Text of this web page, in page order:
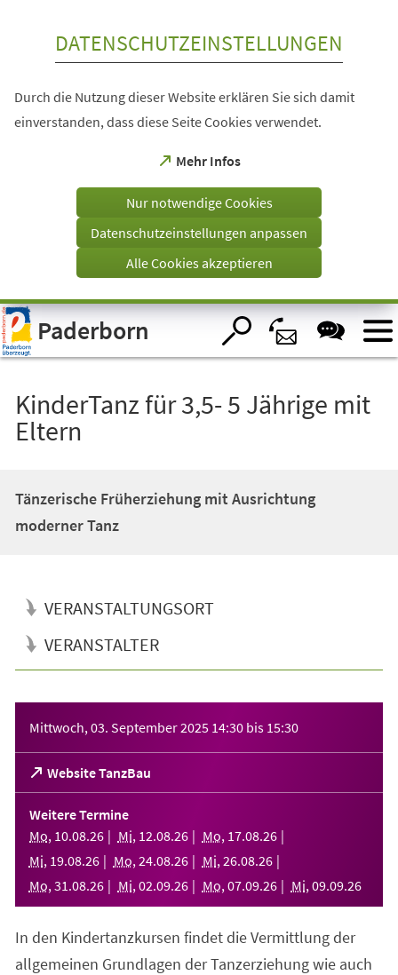
Visuelle
Assistenzsoftware
öffnen.
DATENSCHUTZEINSTELLUNGEN
Durch die Nutzung dieser Website erklären Sie sich damit
einverstanden, dass diese Seite Cookies verwendet.
Mehr Infos
(Öffnet
einem
Tab)
Nur notwendige Cookies
Datenschutzeinstellungen anpassen
Alle Cookies akzeptieren
Paderborn
KinderTanz für 3,5- 5 Jährige mit
Eltern
Tänzerische Früherziehung mit Ausrichtung
moderner Tanz
VERANSTALTUNGSORT
VERANSTALTER
Mittwoch, 03. September 2025 14:30 bis 15:30
Website TanzBau
(Öffnet
in
einem
neuen
Tab)
Weitere Termine
Mo, 10.08.26 Mi, 12.08.26 Mo, 17.08.26
Mi, 19.08.26 Mo, 24.08.26 Mi, 26.08.26
Mo, 31 .08.26 Mi, 02.09.26 Mo, 07.09.26 Mi, 09.09.26
In den Kindertanzkursen findet die Vermittlung der
allgemeinen Grundlagen der Tanzerziehung wie auch